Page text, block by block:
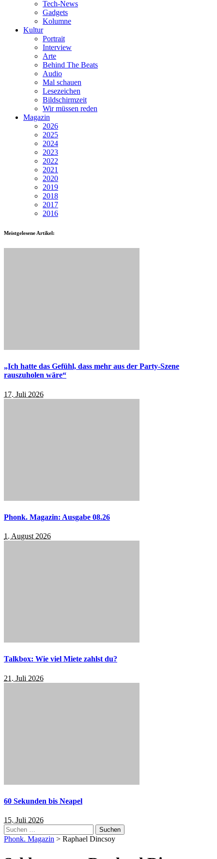
Tech-News
Gadgets
Kolumne
Kultur
Portrait
Interview
Arte
Behind The Beats
Audio
Mal schauen
Lesezeichen
Bildschirmzeit
Wir müssen reden
Magazin
2026
2025
2024
2023
2022
2021
2020
2019
2018
2017
2016
Meistgelesene Artikel:
„Ich hatte das Gefühl, dass mehr aus der Party-Szene
rauszuholen wäre“
17. Juli 2026
Phonk. Magazin: Ausgabe 08.26
1. August 2026
Talkbox: Wie viel Miete zahlst du?
21. Juli 2026
60 Sekunden bis Neapel
15. Juli 2026
Suchen
nach:
Phonk. Magazin > Raphael Dincsoy